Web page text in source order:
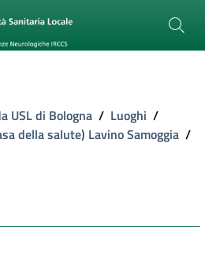
USL di Bologna / Luoghi /
della salute) Lavino Samoggia /